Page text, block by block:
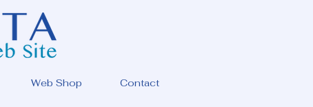
Web Shop Contact